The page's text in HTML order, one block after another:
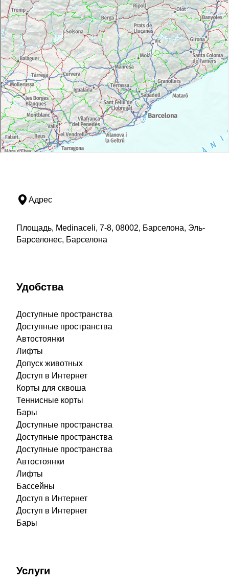
Адрес
Площадь, Medinaceli, 7-8, 08002, Барселона, Эль-
Барселонес, Барселона
Удобства
Доступные пространства
Доступные пространства
Автостоянки
Лифты
Допуск животных
Доступ в Интернет
Корты для сквоша
Теннисные корты
Бары
Доступные пространства
Доступные пространства
Доступные пространства
Автостоянки
Лифты
Бассейны
Доступ в Интернет
Доступ в Интернет
Бары
Услуги